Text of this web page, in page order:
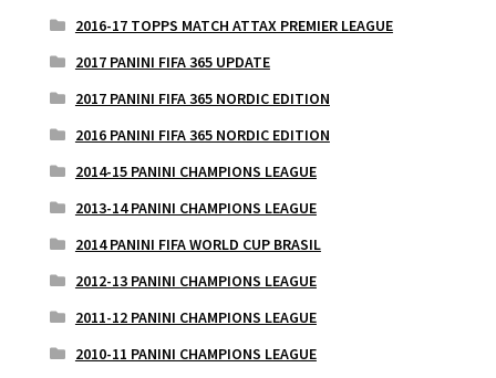
2016-17 TOPPS MATCH ATTAX PREMIER LEAGUE
2017 PANINI FIFA 365 UPDATE
2017 PANINI FIFA 365 NORDIC EDITION
2016 PANINI FIFA 365 NORDIC EDITION
2014-15 PANINI CHAMPIONS LEAGUE
2013-14 PANINI CHAMPIONS LEAGUE
2014 PANINI FIFA WORLD CUP BRASIL
2012-13 PANINI CHAMPIONS LEAGUE
2011-12 PANINI CHAMPIONS LEAGUE
2010-11 PANINI CHAMPIONS LEAGUE